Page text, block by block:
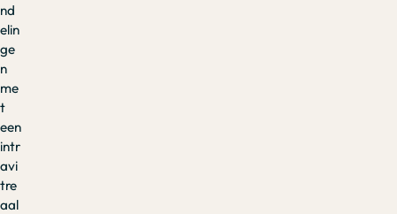
nd
elin
ge
n
me
t
een
intr
avi
tre
aal